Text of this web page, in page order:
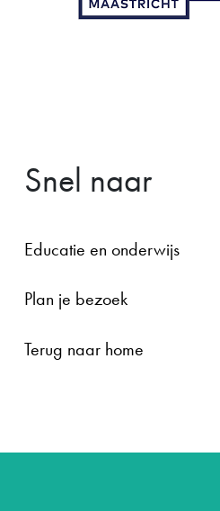
Snel naar
Educatie en onderwijs
Plan je bezoek
Terug naar home